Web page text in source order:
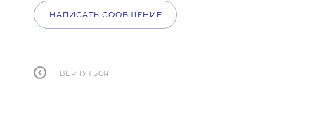
НАПИСАТЬ СООБЩЕНИЕ
ВЕРНУТЬСЯ